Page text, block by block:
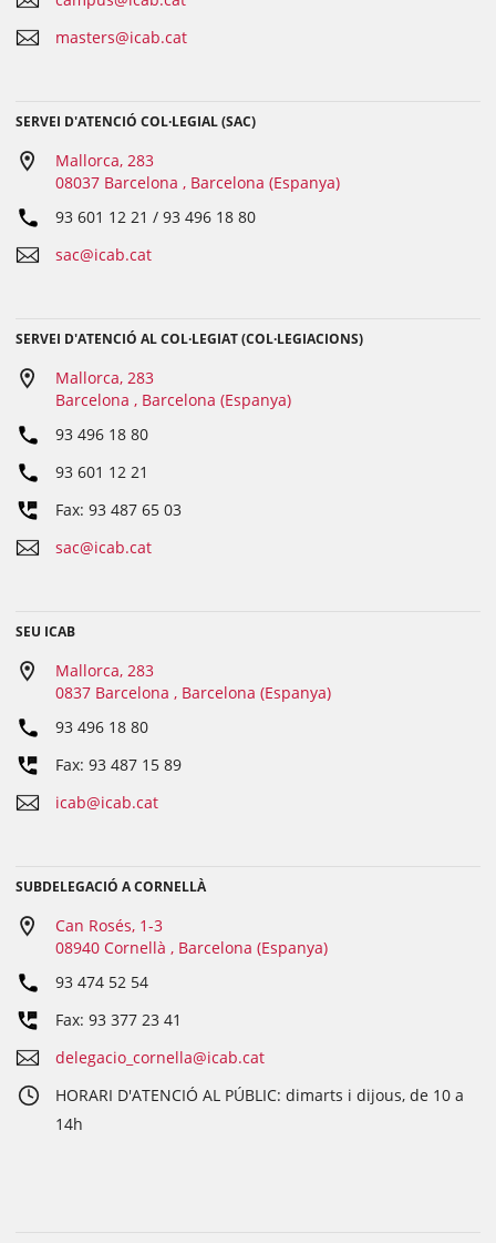
masters@icab.cat
SERVEI D'ATENCIÓ COL·LEGIAL (SAC)
Mallorca, 283
08037 Barcelona , Barcelona (Espanya)
93 601 12 21 / 93 496 18 80
sac@icab.cat
SERVEI D'ATENCIÓ AL COL·LEGIAT (COL·LEGIACIONS)
Mallorca, 283
Barcelona , Barcelona (Espanya)
93 496 18 80
93 601 12 21
Fax: 93 487 65 03
sac@icab.cat
SEU ICAB
Mallorca, 283
0837 Barcelona , Barcelona (Espanya)
93 496 18 80
Fax: 93 487 15 89
icab@icab.cat
SUBDELEGACIÓ A CORNELLÀ
Can Rosés, 1-3
08940 Cornellà , Barcelona (Espanya)
93 474 52 54
Fax: 93 377 23 41
delegacio_cornella@icab.cat
HORARI D'ATENCIÓ AL PÚBLIC: dimarts i dijous, de 10 a
14h